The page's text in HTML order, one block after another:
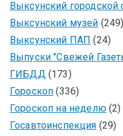
Выксунский городской
Выксунский музей (249)
Выксунский ПАП (24)
Выпуски "Свежей
ГИБДД(173)
Гороскоп (336)
Гороскоп на неделю(2)
Госавтоинспекция (29)